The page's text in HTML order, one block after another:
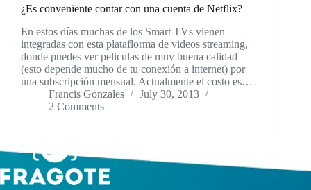
¿Es conveniente contar con una cuenta de Netflix?
En estos días muchas de los Smart TVs vienen
integradas con esta plataflorma de videos streaming,
donde puedes ver peliculas de muy buena calidad
(esto depende mucho de tu conexión a internet) por
una subscripción mensual. Actualmente el costo es…
Francis Gonzales
July 30, 2013
2 Comments